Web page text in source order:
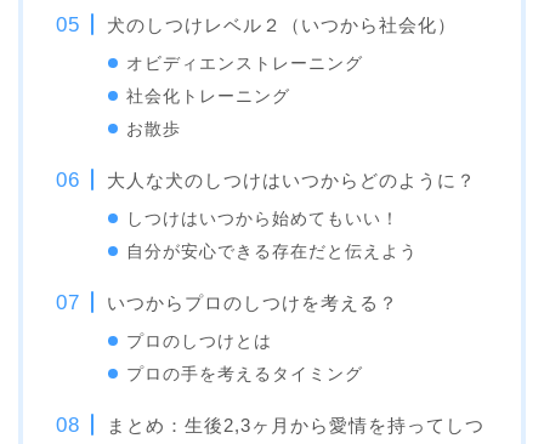
犬のしつけレベル２（いつから社会化）
オビディエンストレーニング
社会化トレーニング
お散歩
大人な犬のしつけはいつからどのように？
しつけはいつから始めてもいい！
自分が安心できる存在だと伝えよう
いつからプロのしつけを考える？
プロのしつけとは
プロの手を考えるタイミング
まとめ：生後2,3ヶ月から愛情を持ってしつ